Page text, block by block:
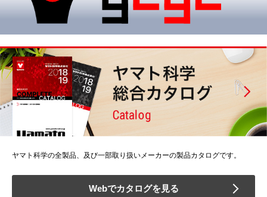
ヤマト科学の全製品、及び一部取り扱いメーカーの製品カタログです。
Webでカタログを見る